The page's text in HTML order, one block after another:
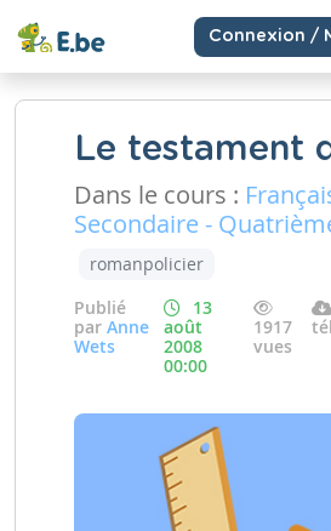
Connexion /
Le testament
Dans le cours :
Secondaire -
romanpolicier
Publié
par Anne
Wets
13
août
2008
00:00
1917
vues